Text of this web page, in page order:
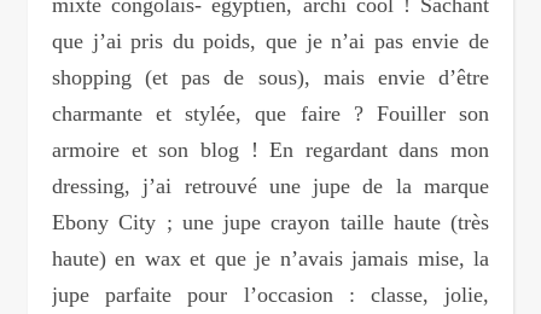
mixte congolais- egyptien, archi cool ! Sachant
que j’ai pris du poids, que je n’ai pas envie de
shopping (et pas de sous), mais envie d’être
charmante et stylée, que faire ? Fouiller son
armoire et son blog ! En regardant dans mon
dressing, j’ai retrouvé une jupe de la marque
Ebony City ; une jupe crayon taille haute (très
haute) en wax et que je n’avais jamais mise, la
jupe parfaite pour l’occasion : classe, jolie,